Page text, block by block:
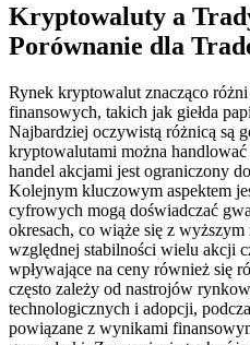
Kryptowaluty a
Porównanie dla
Rynek kryptowalut znacząco
finansowych, takich jak giełda
Najbardziej oczywistą różnicą są
kryptowalutami można
handel akcjami jest ograniczony
Kolejnym kluczowym aspektem
cyfrowych mogą doświadczać
okresach, co wiąże się z
względnej stabilności wielu akcji
wpływające na ceny również się
często zależy od nastrojów
technologicznych i adopcji,
powiązane z wynikami